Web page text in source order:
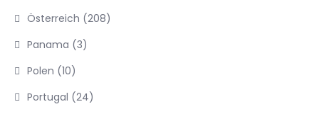
Österreich (208)
Panama (3)
Polen (10)
Portugal (24)